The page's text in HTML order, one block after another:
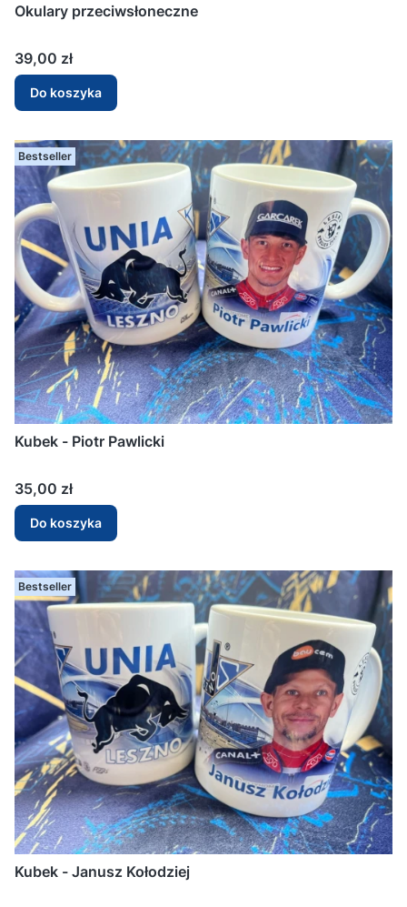
Okulary przeciwsłoneczne
Cena
39,00 zł
Do koszyka
Bestseller
Kubek - Piotr Pawlicki
Cena
35,00 zł
Do koszyka
Bestseller
Kubek - Janusz Kołodziej